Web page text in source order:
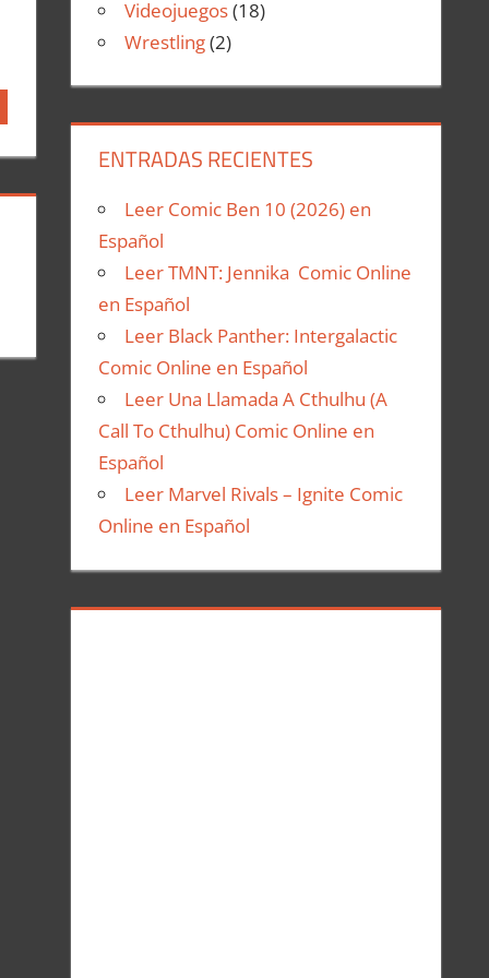
Videojuegos(18)
Wrestling(2)
ENTRADAS RECIENTES
Leer Comic Ben 10 (2026) en
Español
Leer TMNT: Jennika Comic Online
en Español
Leer Black Panther: Intergalactic
Comic Online en Español
Leer Una Llamada A Cthulhu (A
Call To Cthulhu) Comic Online en
Español
Leer Marvel Rivals – Ignite Comic
Online en Español